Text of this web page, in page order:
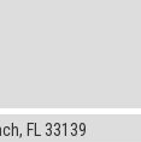
FL 33139